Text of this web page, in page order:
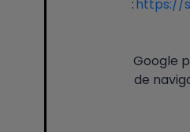
:https://
Google
de